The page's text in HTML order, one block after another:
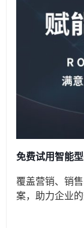
免费试用智能
覆盖营销、销
案，助力企业的